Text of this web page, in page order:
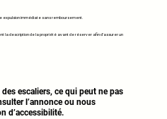
expulsion immédiate sans remboursement.
la description de la propriété avant de réserver afin d’assurer un
escaliers, ce qui peut ne pas
l’annonce ou nous
d’accessibilité.